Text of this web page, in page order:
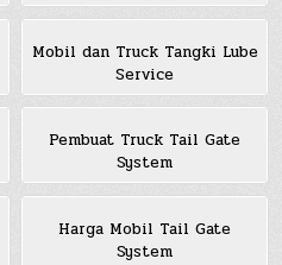
Mobil dan Truck Tangki Lube
Service
Pembuat Truck Tail Gate
System
Harga Mobil Tail Gate
System